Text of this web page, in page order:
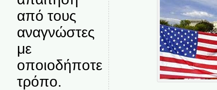
από τους
αναγνώστες
με
οποιοδήποτε
τρόπο.